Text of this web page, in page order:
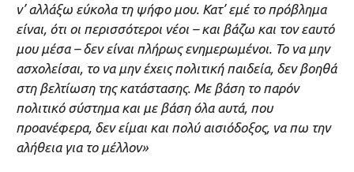
ν’ αλλάξω εύκολα τη ψήφο μου. Κατ’ εμέ το πρόβλημα
είναι, ότι οι περισσότεροι νέοι – και βάζω και τον εαυτό
μου μέσα – δεν είναι πλήρως ενημερωμένοι. Το να μην
ασχολείσαι, το να μην έχεις πολιτική παιδεία, δεν βοηθά
στη βελτίωση της κατάστασης. Με βάση το παρόν
πολιτικό σύστημα και με βάση όλα αυτά, που
προανέφερα, δεν είμαι και πολύ αισιόδοξος, να πω την
αλήθεια για το μέλλον»